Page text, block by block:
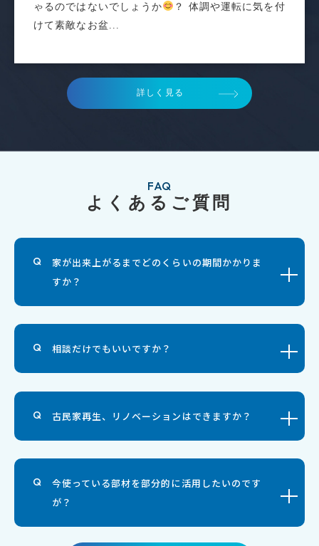
ゃるのではないでしょうか
？ 体調や運転に気を付
けて素敵なお盆...
詳しく見る
FAQ
よくあるご質問
家が出来上がるまでどのくらいの期間かかりま
すか？
相談だけでもいいですか？
古民家再生、リノベーションはできますか？
今使っている部材を部分的に活用したいのです
が？